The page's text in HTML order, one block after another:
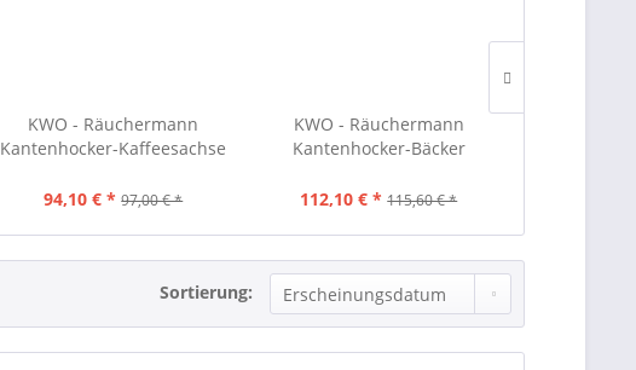
KWO - Räuchermann
Kantenhocker-Kaffeesachse
94,10 € * 97,00 € *
KWO - Räuchermann
Kantenhocker-Bäcker
112,10 € * 115,60 € *
Sortierung: